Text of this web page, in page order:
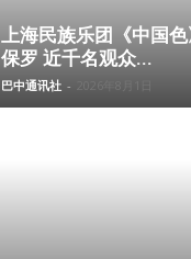
上海民族乐团《中国
保罗 近千名观众...
巴中通讯社 -